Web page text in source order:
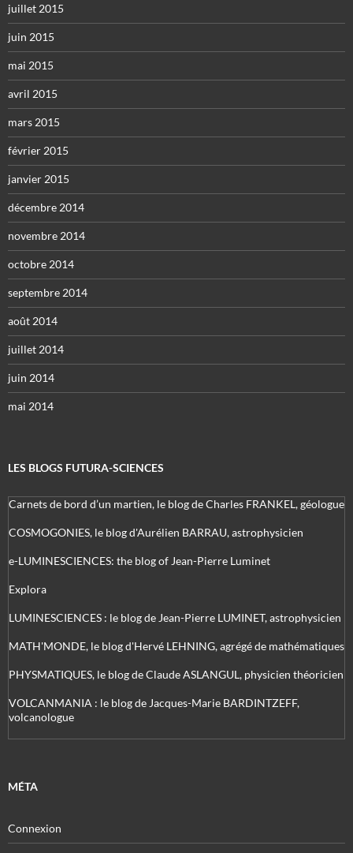
juillet 2015
juin 2015
mai 2015
avril 2015
mars 2015
février 2015
janvier 2015
décembre 2014
novembre 2014
octobre 2014
septembre 2014
août 2014
juillet 2014
juin 2014
mai 2014
LES BLOGS FUTURA-SCIENCES
Carnets de bord d’un martien, le blog de Charles FRANKEL, géologue
COSMOGONIES, le blog d'Aurélien BARRAU, astrophysicien
e-LUMINESCIENCES: the blog of Jean-Pierre Luminet
Explora
LUMINESCIENCES : le blog de Jean-Pierre LUMINET, astrophysicien
MATH'MONDE, le blog d'Hervé LEHNING, agrégé de mathématiques
PHYSMATIQUES, le blog de Claude ASLANGUL, physicien théoricien
VOLCANMANIA : le blog de Jacques-Marie BARDINTZEFF,
volcanologue
MÉTA
Connexion